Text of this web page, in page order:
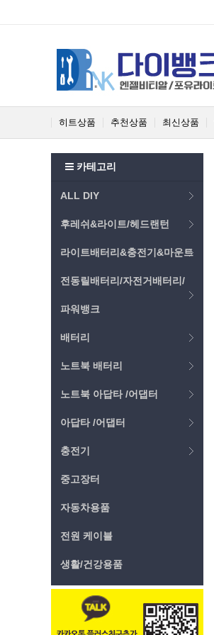
히트상품 추천상품 최신상품
카테고리
ALL DIY
후레쉬&라이트/헤드랜턴
라이트배터리&충전기&마운트
전동릴배터리/자전거배터리/
파워뱅크
배터리
노트북 배터리
노트북 아답타 /어댑터
아답타 /어댑터
충전기
중고장터
자동차용품
전원 케이블
생활/건강용품